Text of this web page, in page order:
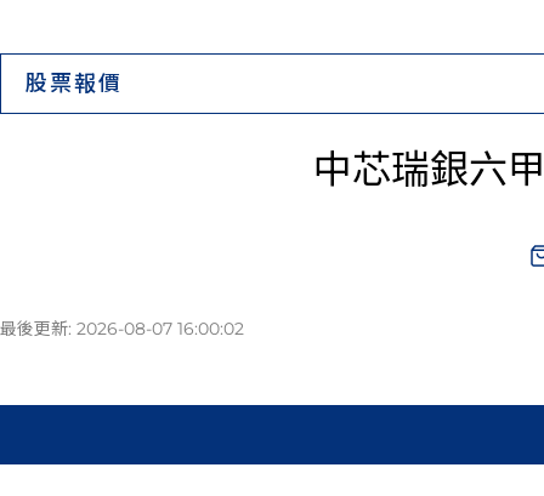
股票報價
中芯瑞銀六
最後更新: 2026-08-07 16:00:02